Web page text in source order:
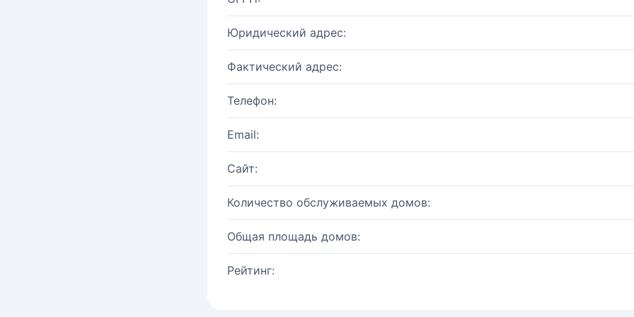
Юридический адрес:
Фактический адрес:
Телефон:
Email:
Сайт:
Количество обслуживаемых домов:
Общая площадь домов:
Рейтинг: